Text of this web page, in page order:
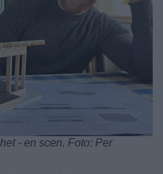
- en scen. Foto: Per